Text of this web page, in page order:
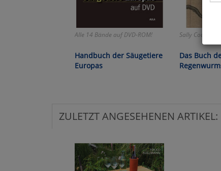
Alle 14 Bände auf DVD-ROM!
Handbuch der Säugetiere
Europas
Sally Coulthard:
Das Buch
ZULETZT ANGESEHENEN ARTIKEL: